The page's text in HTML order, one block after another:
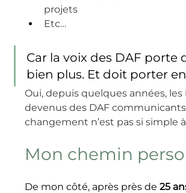
projets
Etc…
Car la voix des DAF porte
bien plus. Et doit porter
Oui, depuis quelques années, les
devenus des DAF
changement n’est pas si simple
Mon chemin
De mon côté, après près de 25